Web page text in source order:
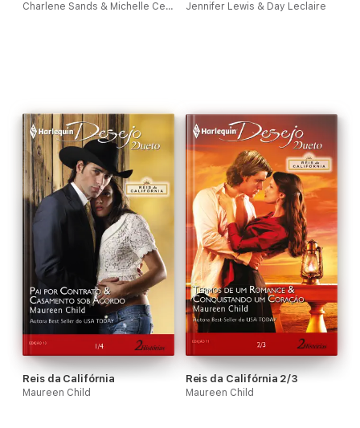
Charlene Sands & Michelle Celmer Jennifer Lewis & Day Leclaire
Reis da Califórnia
Maureen Child
Reis da Califórnia 2/3
Maureen Child